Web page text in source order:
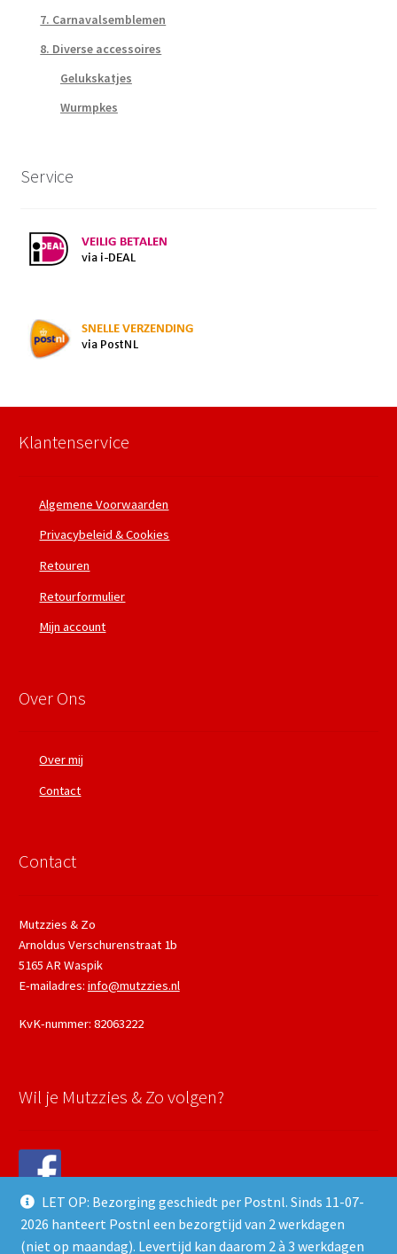
LET OP: Bezorging geschiedt per Postnl. Sinds 11-07-
2026 hanteert Postnl een bezorgtijd van 2 werkdagen
(niet op maandag). Levertijd kan daarom 2 à 3 werkdagen
7. Carnavalsemblemen
8. Diverse accessoires
Gelukskatjes
Wurmpkes
Service
Klantenservice
Algemene Voorwaarden
Privacybeleid & Cookies
Retouren
Retourformulier
Mijn account
Over Ons
Over mij
Contact
Contact
Mutzzies & Zo
Arnoldus Verschurenstraat 1b
5165 AR Waspik
E-mailadres: info@mutzzies.nl
KvK-nummer: 82063222
Wil je Mutzzies & Zo volgen?